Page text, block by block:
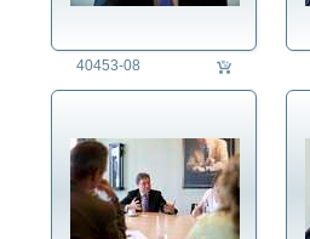
40453-08